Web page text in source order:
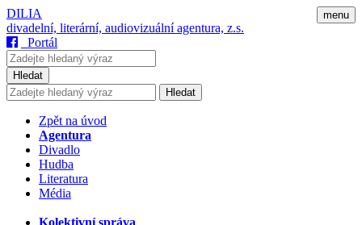
menu
DILIA
divadelní, literární, audiovizuální agentura, z.s.
Portál
Hledat
Hledat
Zpět na úvod
Agentura
Divadlo
Hudba
Literatura
Média
Kolektivní správa